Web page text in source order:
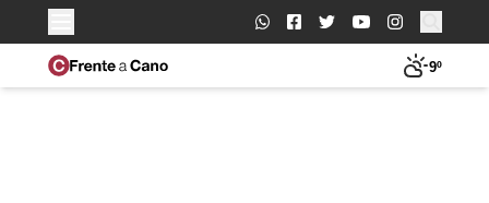
Buscar:
9º